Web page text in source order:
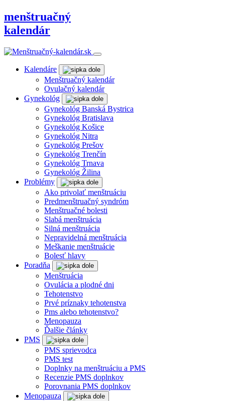
menštruačný
kalendár
Kalendáre
Menštruačný kalendár
Ovulačný kalendár
Gynekológ
Gynekológ Banská Bystrica
Gynekológ Bratislava
Gynekológ Košice
Gynekológ Nitra
Gynekológ Prešov
Gynekológ Trenčín
Gynekológ Trnava
Gynekológ Žilina
Problémy
Ako privolať menštruáciu
Predmenštruačný syndróm
Menštruačné bolesti
Slabá menštruácia
Silná menštruácia
Nepravidelná menštruácia
Meškanie menštruácie
Bolesť hlavy
Poradňa
Menštruácia
Ovulácia a plodné dni
Tehotenstvo
Prvé príznaky tehotenstva
Pms alebo tehotenstvo?
Menopauza
Ďalšie články
PMS
PMS sprievodca
PMS test
Doplnky na menštruáciu a PMS
Recenzie PMS doplnkov
Porovnania PMS doplnkov
Menopauza